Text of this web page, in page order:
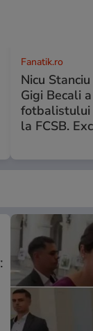
Fanatik.ro
Nicu
Gigi Becali
fotbalistului
la FCSB.